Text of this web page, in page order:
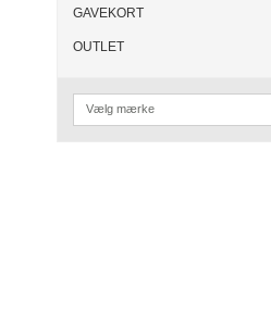
GAVEKORT
OUTLET